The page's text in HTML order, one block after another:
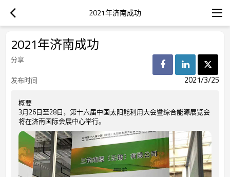
2021年济南成功
2021年济南成功
分享
发布时间
2021/3/25
概要
3月26日至28日，第十六届中国太阳能利用大会暨综合能源展览会
将在济南国际会展中心举行。